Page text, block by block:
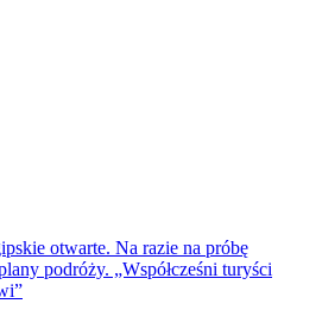
otwarte. Na razie na próbę
podróży. „Współcześni turyści